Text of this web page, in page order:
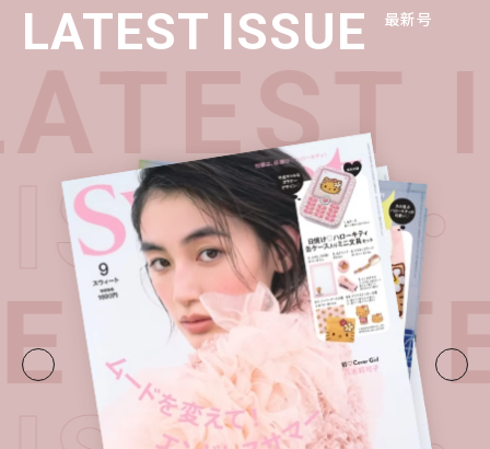
LATEST ISSUE 最新号
・